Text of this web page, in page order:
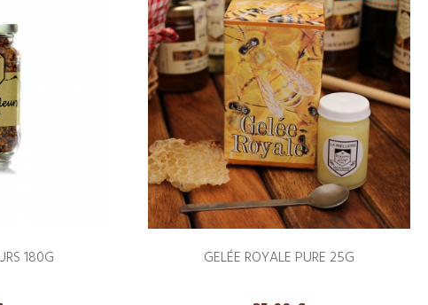
180G GELÉE ROYALE PURE 25G